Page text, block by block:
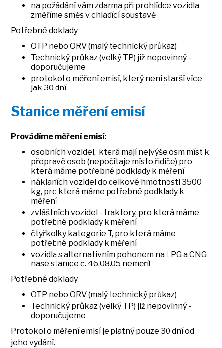
na požádání vám zdarma při prohlídce vozidla
změříme směs v chladící soustavě
Potřebné doklady
OTP nebo ORV (malý technický průkaz)
Technický průkaz (velký TP) již nepovinný -
doporučujeme
protokol o měření emisí, který neni starší více
jak 30 dní
Stanice měření emisí
Provádíme měření emisí:
osobních vozidel, která mají nejvýše osm míst k
přepravě osob (nepočítaje místo řidiče) pro
která máme potřebné podklady k měření
náklaních vozidel do celkové hmotnosti 3500
kg, pro která máme potřebné podklady k
měření
zvláštních vozidel - traktory, pro která máme
potřebné podklady k měření
čtyřkolky kategorie T, pro která máme
potřebné podklady k měření
vozidla s alternativním pohonem na LPG a CNG
naše stanice č. 46.08.05 neměří!
Potřebné doklady
OTP nebo ORV (malý technický průkaz)
Technický průkaz (velký TP) již nepovinný -
doporučujeme
Protokol o měření emisí je platný pouze 30 dní od
jeho vydání.